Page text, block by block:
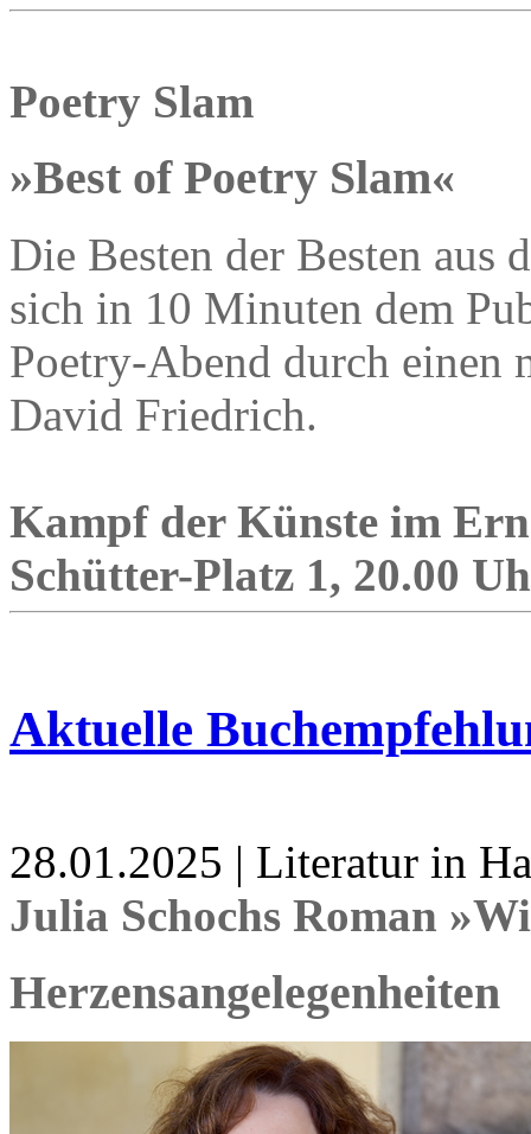
Poetry Slam
»Best of Poetry Slam«
Die Besten der Besten aus
sich in 10 Minuten dem
Poetry-Abend durch einen
David Friedrich.
Kampf der Künste im
Schütter-Platz 1, 20.00
Aktuelle
28.01.2025 | Literatur in
Julia Schochs Roman
Herzensangelegenheiten